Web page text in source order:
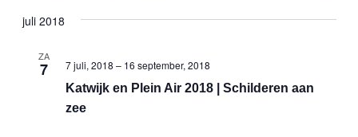
een
juli 2018
ZA
7
Katwijk en Plein Air 2018 | Schilderen aan
zee
7 juli, 2018 – 16 september, 2018